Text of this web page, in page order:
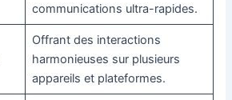
communications ultra-rapides.
Offrant des interactions
harmonieuses sur plusieurs
appareils et plateformes.